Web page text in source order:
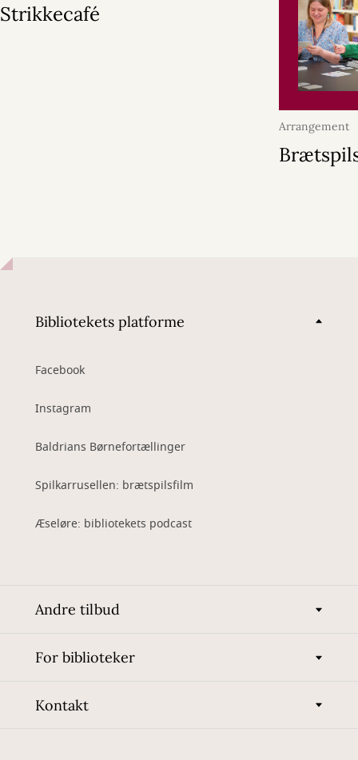
Strikkecafé
Arrangement
2026
Bibliotekets platforme
Facebook
Instagram
Baldrians Børnefortællinger
Spilkarrusellen: brætspilsfilm
Æseløre: bibliotekets podcast
Andre tilbud
For biblioteker
Kontakt